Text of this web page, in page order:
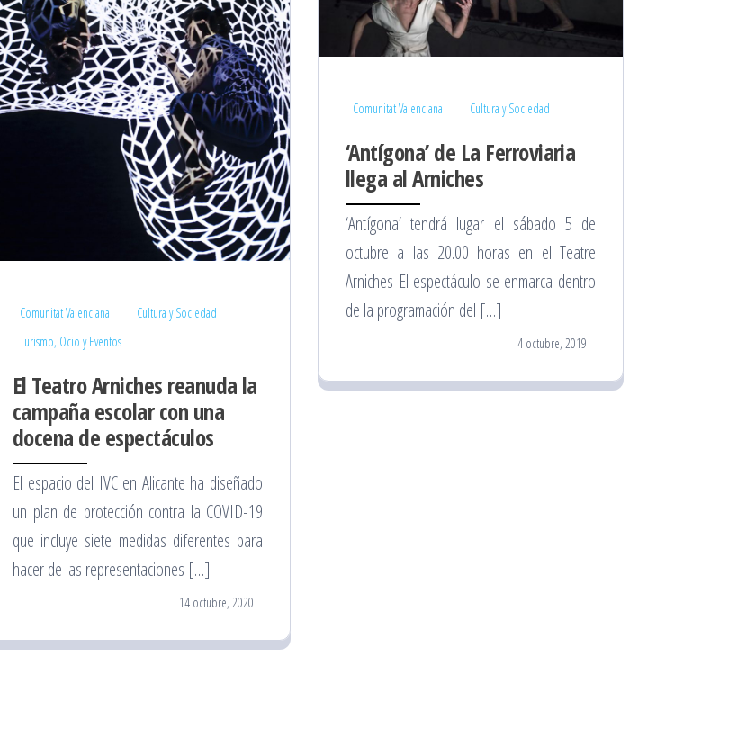
Comunitat Valenciana
Cultura y Sociedad
Turismo, Ocio y Eventos
El Teatro Arniches reanuda la
campaña escolar con una
docena de espectáculos
El espacio del IVC en Alicante ha diseñado
un plan de protección contra la COVID-19
que incluye siete medidas diferentes para
hacer de las representaciones […]
14 octubre, 2020
Comunitat Valenciana Cultura y Sociedad
‘Antígona’ de La Ferroviaria
llega al Arniches
‘Antígona’ tendrá lugar el sábado 5 de
octubre a las 20.00 horas en el Teatre
Arniches El espectáculo se enmarca dentro
de la programación del […]
4 octubre, 2019